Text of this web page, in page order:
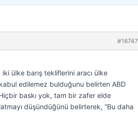
#16747
ülke barış tekliflerini aracı ülke
kabul edilemez bulduğunu belirten ABD
baskı yok, tam bir zafer elde
düşündüğünü belirterek, “Bu daha